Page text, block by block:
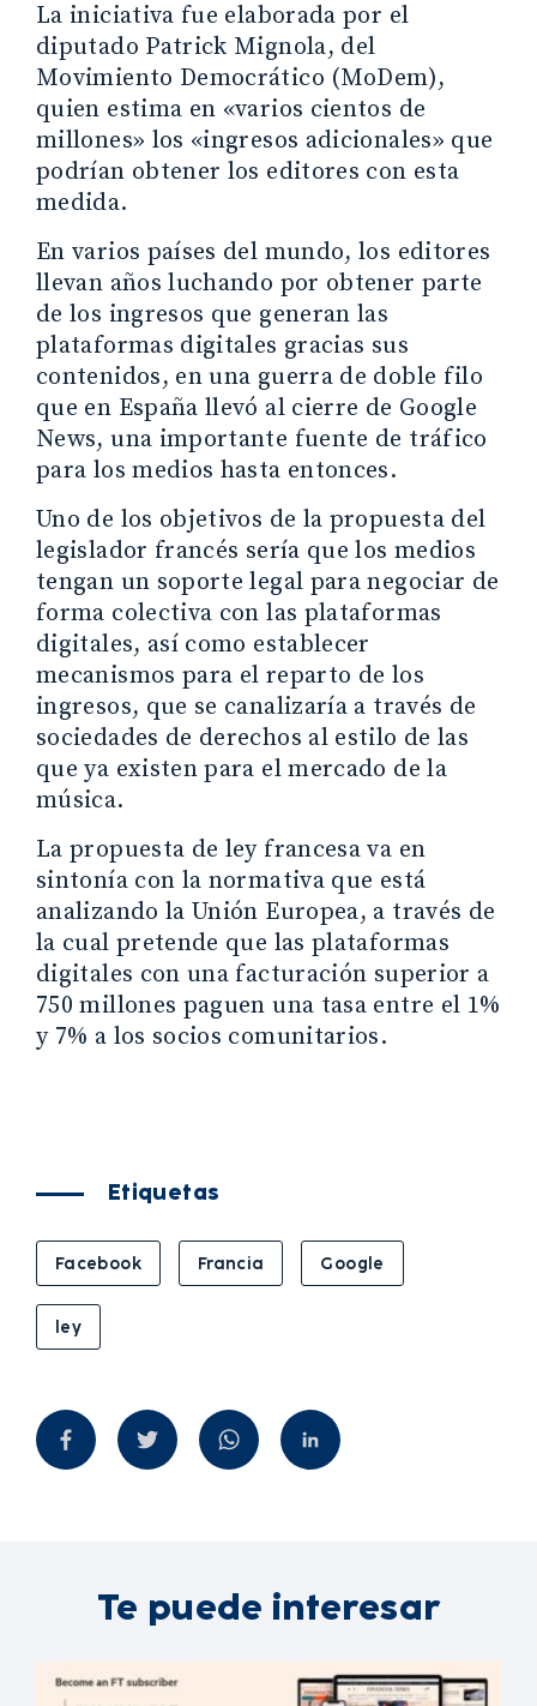
La iniciativa fue elaborada por el
diputado Patrick Mignola, del
Movimiento Democrático (MoDem),
quien estima en «varios cientos de
millones» los «ingresos adicionales» que
podrían obtener los editores con esta
medida.
En varios países del mundo, los editores
llevan años luchando por obtener parte
de los ingresos que generan las
plataformas digitales gracias sus
contenidos, en una guerra de doble filo
que en España llevó al cierre de Google
News, una importante fuente de tráfico
para los medios hasta entonces.
Uno de los objetivos de la propuesta del
legislador francés sería que los medios
tengan un soporte legal para negociar de
forma colectiva con las plataformas
digitales, así como establecer
mecanismos para el reparto de los
ingresos, que se canalizaría a través de
sociedades de derechos al estilo de las
que ya existen para el mercado de la
música.
La propuesta de ley francesa va en
sintonía con la normativa que está
analizando la Unión Europea, a través de
la cual pretende que las plataformas
digitales con una facturación superior a
750 millones paguen una tasa entre el 1%
y 7% a los socios comunitarios.
Etiquetas
Facebook Francia Google
ley
Te puede interesar